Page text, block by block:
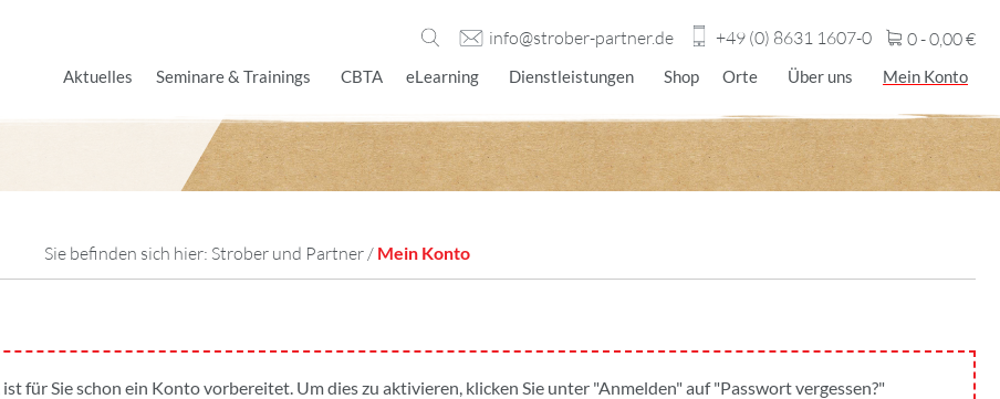
info@strober-partner.de +49 (0) 8631 1607-0 0 -0,00€
Aktuelles Seminare & Trainings CBTA eLearning Dienstleistungen Shop Orte Über uns Mein Konto
Sie befinden sich hier: Strober und Partner/ Mein Konto
für Sie schon ein Konto vorbereitet. Um dies zu aktivieren, klicken Sie unter "Anmelden" auf "Passwort vergessen?"